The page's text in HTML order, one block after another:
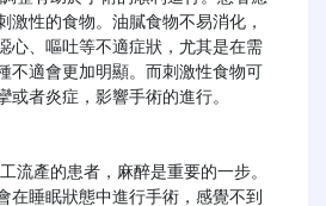
激性的食物。油膩食物不易消化，
心、嘔吐等不適症狀，尤其是在需
不適會更加明顯。而刺激性食物可
或者炎症，影響手術的進行。
在睡眠狀態中進行手術，感覺不到